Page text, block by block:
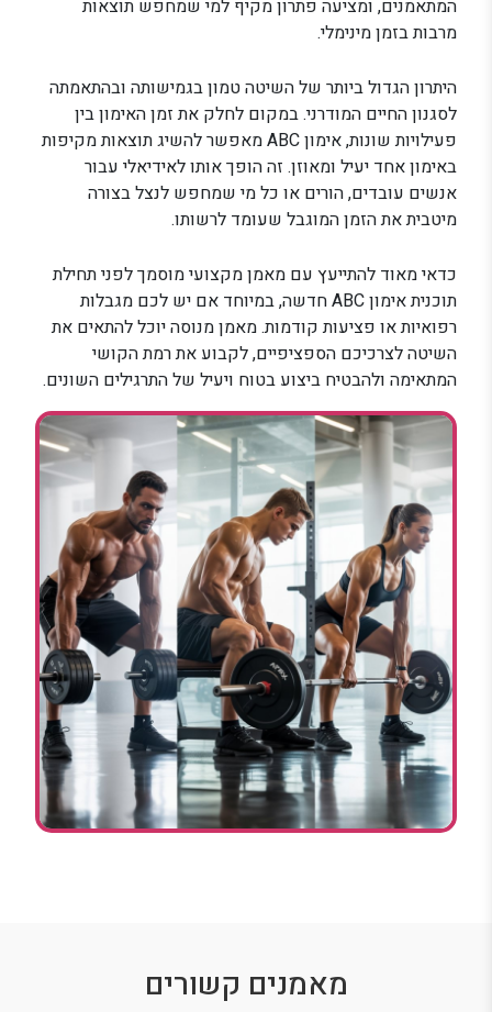
המתאמנים, ומציעה פתרון מקיף למי שמחפש תוצאות
מרבות בזמן מינימלי.
היתרון הגדול ביותר של השיטה טמון בגמישותה ובהתאמתה
לסגנון החיים המודרני. במקום לחלק את זמן האימון בין
פעילויות שונות, אימון ABC מאפשר להשיג תוצאות מקיפות
באימון אחד יעיל ומאוזן. זה הופך אותו לאידיאלי עבור
אנשים עובדים, הורים או כל מי שמחפש לנצל בצורה
מיטבית את הזמן המוגבל שעומד לרשותו.
כדאי מאוד להתייעץ עם מאמן מקצועי מוסמך לפני תחילת
תוכנית אימון ABC חדשה, במיוחד אם יש לכם מגבלות
רפואיות או פציעות קודמות. מאמן מנוסה יוכל להתאים את
השיטה לצרכיכם הספציפיים, לקבוע את רמת הקושי
המתאימה ולהבטיח ביצוע בטוח ויעיל של התרגילים השונים.
מאמנים קשורים